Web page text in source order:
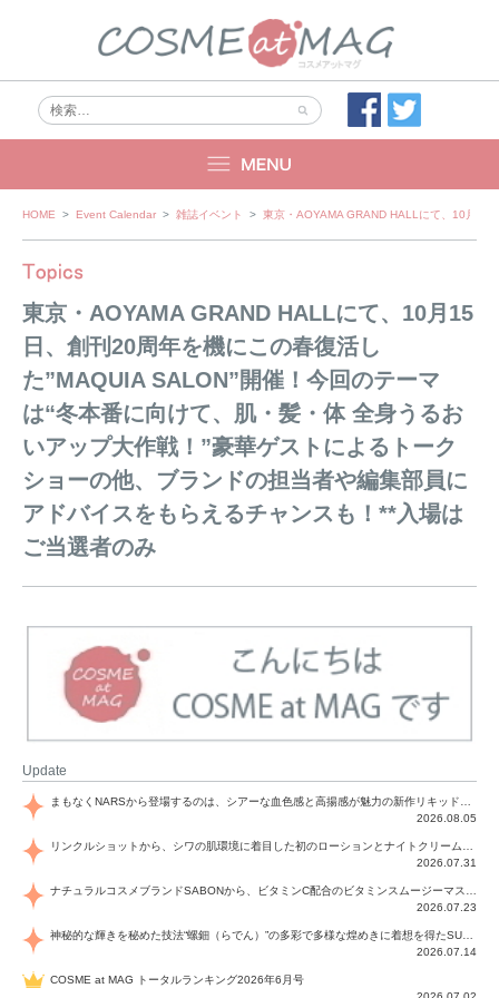
Skip
HOME > Event Calendar > 雑誌イベント > 東京・AOYAMA GRAND HALLにて、10月15
東京・AOYAMA GRAND HALLにて、10月15
日、創刊20周年を機にこの春復活し
た”MAQUIA SALON”開催！今回のテーマ
は“冬本番に向けて、肌・髪・体 全身うるお
いアップ大作戦！”豪華ゲストによるトーク
ショーの他、ブランドの担当者や編集部員に
アドバイスをもらえるチャンスも！**入場は
ご当選者のみ
Update
まもなくNARSから登場するのは、シアーな血色感と高揚感が魅力の新作リキッドブラッシュ「インセイシャブル リキッドブラッシュ」と、ゴールデンアワーに染まる空にインスピレーションを得た「アフターグロー リップシャイン」の新色！夏をハックして！
2026.08.05
リンクルショットから、シワの肌環境に着目した初のローションとナイトクリームが登場！デイリーケアで、シワ特有の肌環境を改善し、シワが目立たない肌へと導きます。
2026.07.31
ナチュラルコスメブランドSABONから、ビタミンC配合のビタミンスムージーマスク「ラディアンスマスク」と、ペパーミントにオーガニックハーブを凝縮したジェルの涼感トリートメント美容液「スカルプセラム リフレッシング」が登場！日々のデイリーケアで、過酷な猛暑で疲れた肌や頭皮をサポート、心地よくリフレッシュし、優しく肌を整えます。
2026.07.23
神秘的な輝きを秘めた技法“螺鈿（らでん）”の多彩で多様な煌めきに着想を得たSUQQUの2026 秋 カラーコレクションから登場するのは、艶然と輝くアイシャドウや偏光パールを配したフェイスカラー、繊細なパールの煌めくネイル、そしてそれらを際立てる“朧げな艶”を秘めた新リクイドリップ「ブラー リクイド リップ」。強さを秘めたまろやかな洗練の表情に。
2026.07.14
COSME at MAG トータルランキング2026年6月号